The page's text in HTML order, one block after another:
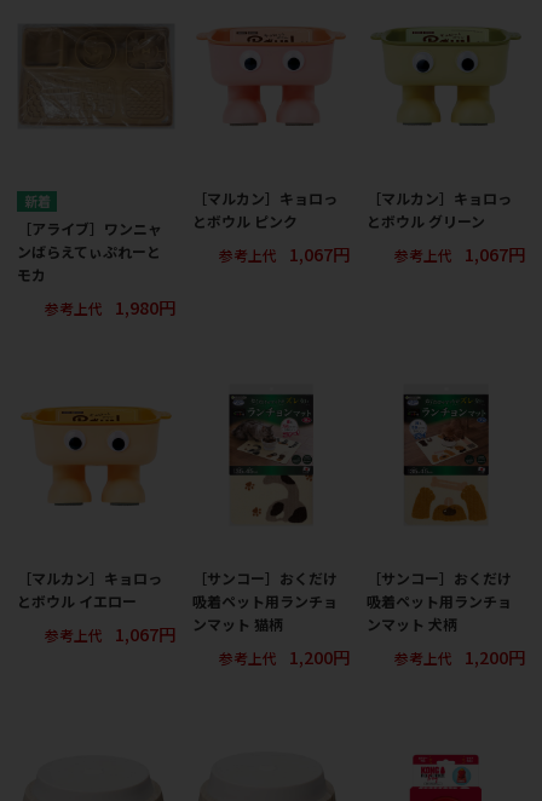
［アライブ］ワンニャ
ンばらえてぃぷれーと
モカ
参考上代
1,980円
［マルカン］キョロっ
とボウル ピンク
参考上代
1,067円
［マルカン］キョロっ
とボウル グリーン
参考上代
1,067円
［マルカン］キョロっ
とボウル イエロー
参考上代
1,067円
［サンコー］おくだけ
吸着ペット用ランチョ
ンマット 猫柄
参考上代
1,200円
［サンコー］おくだけ
吸着ペット用ランチョ
ンマット 犬柄
参考上代
1,200円